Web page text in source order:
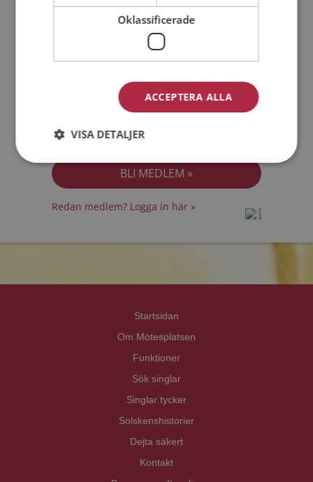
Personuppgiftspolicyn
Redan medlem? Logga in här »
Startsidan
Om Mötesplatsen
Funktioner
Sök singlar
Singlar tycker
Solskenshistorier
Dejta säkert
Kontakt
Oklassificerade
ACCEPTERA ALLA
VISA DETALJER